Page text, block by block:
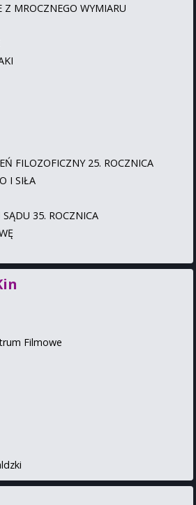
Z MROCZNEGO WYMIARU
FILOZOFICZNY 25. ROCZNICA
I SIŁA
35. ROCZNICA
Filmowe